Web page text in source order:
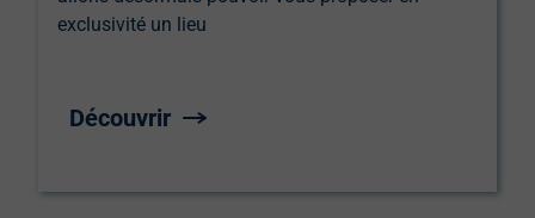
exclusivité un lieu
Découvrir